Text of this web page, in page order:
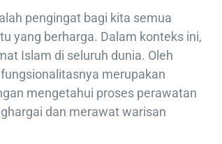
pengingat bagi kita semua
yang berharga. Dalam konteks ini,
Islam di seluruh dunia. Oleh
merupakan
mengetahui proses perawatan
dan merawat warisan